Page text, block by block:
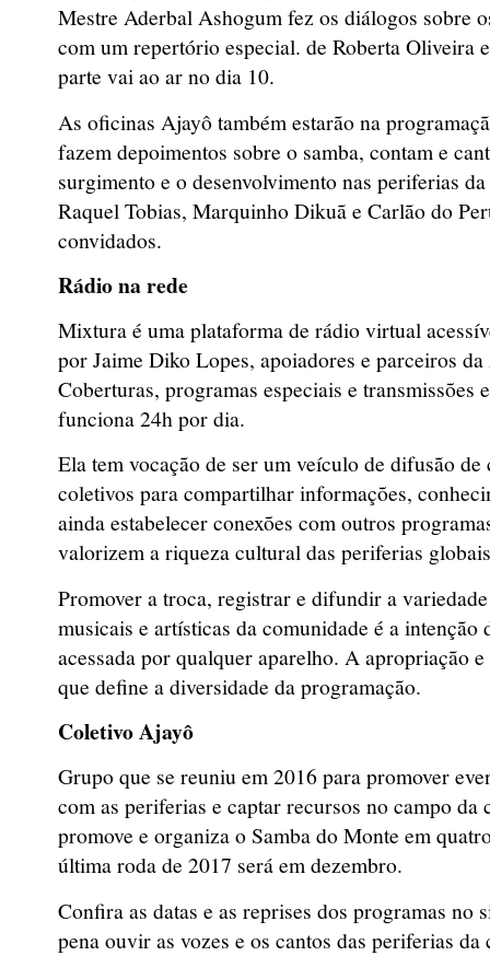
Mestre Aderbal Ashogum fez os diálogos sobre
com um repertório especial. de Roberta Oliveira
parte vai ao ar no dia 10.
As oficinas Ajayô também estarão na
fazem depoimentos sobre o samba, contam e
surgimento e o desenvolvimento nas periferias
Raquel Tobias, Marquinho Dikuã e Carlão do
convidados.
Rádio na rede
Mixtura é uma plataforma de rádio virtual
por Jaime Diko Lopes, apoiadores e parceiros
Coberturas, programas especiais e transmissões
funciona 24h por dia.
Ela tem vocação de ser um veículo de difusão
coletivos para compartilhar informações,
ainda estabelecer conexões com outros
valorizem a riqueza cultural das periferias
Promover a troca, registrar e difundir a
musicais e artísticas da comunidade é a intenção
acessada por qualquer aparelho. A apropriação
que define a diversidade da programação.
Coletivo Ajayô
Grupo que se reuniu em 2016 para promover
com as periferias e captar recursos no campo da
promove e organiza o Samba do Monte em
última roda de 2017 será em dezembro.
Confira as datas e as reprises dos programas no
pena ouvir as vozes e os cantos das periferias da